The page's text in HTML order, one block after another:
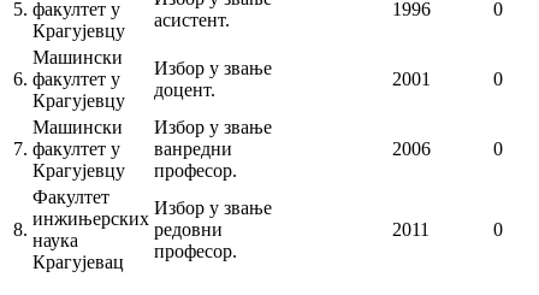
5. факултет у
Крагујевцу
асистент.
1996 0
6.
Машински
факултет у
Крагујевцу
Избор у звање
доцент.
2001 0
7.
Машински
факултет у
Крагујевцу
Избор у звање
ванредни
професор.
2006 0
8.
Факултет
инжињерских
наука
Крагујевац
Избор у звање
редовни
професор.
2011 0